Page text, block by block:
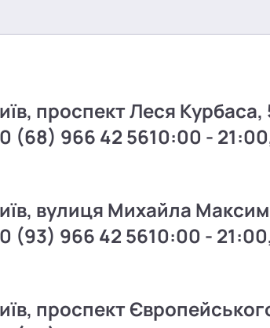
проспект Леся Курбаса,
(68) 966 42 5610:00 -
вулиця Михайла
(93) 966 42 5610:00 -
проспект